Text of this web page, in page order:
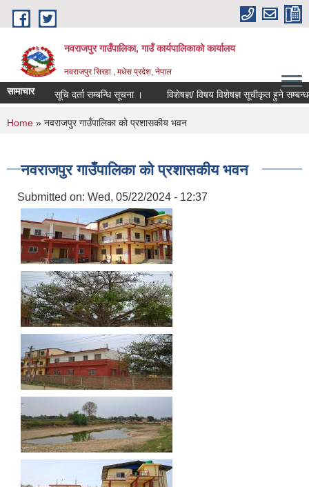
Skip to main content
नवराजपुर गाउँपालिका, गाउँ कार्यपालिकाको कार्यालय
नवराजपुर सिरहा , मधेस प्रदेश, नेपाल
सामाचारसूचि दर्ता सम्बन्धि सूचना । विशेषज्ञ/ विषय विशेषज्ञ सूचीकृत हुने सम्बन्धमा
You are here
Home » नवराजपुर गाउँपालिका को प्रशासकीय भवन
नवराजपुर गाउँपालिका को प्रशासकीय भवन
Submitted on: Wed, 05/22/2024 - 12:37